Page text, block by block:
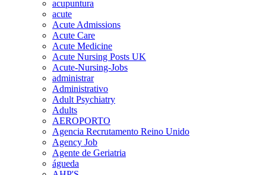
acupuntura
acute
Acute Admissions
Acute Care
Acute Medicine
Acute Nursing Posts UK
Acute-Nursing-Jobs
administrar
Administrativo
Adult Psychiatry
Adults
AEROPORTO
Agencia Recrutamento Reino Unido
Agency Job
Agente de Geriatria
águeda